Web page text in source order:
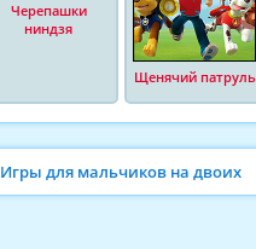
Черепашки
ниндзя
Щенячий патруль
Игры для мальчиков на двоих